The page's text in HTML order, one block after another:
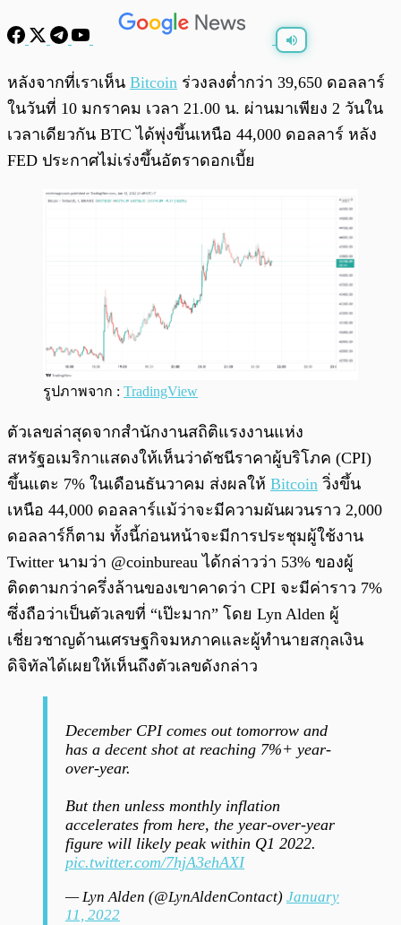
พร้อมเล่น
หลังจากที่เราเห็น Bitcoin ร่วงลงต่ำกว่า 39,650 ดอลลาร์
ในวันที่ 10 มกราคม เวลา 21.00 น. ผ่านมาเพียง 2 วันใน
เวลาเดียวกัน BTC ได้พุ่งขึ้นเหนือ 44,000 ดอลลาร์ หลัง
FED ประกาศไม่เร่งขึ้นอัตราดอกเบี้ย
รูปภาพจาก : TradingView
ตัวเลขล่าสุดจากสำนักงานสถิติแรงงานแห่ง
สหรัฐอเมริกาแสดงให้เห็นว่าดัชนีราคาผู้บริโภค (CPI)
ขึ้นแตะ 7% ในเดือนธันวาคม ส่งผลให้ Bitcoin วิ่งขึ้น
เหนือ 44,000 ดอลลาร์แม้ว่าจะมีความผันผวนราว 2,000
ดอลลาร์ก็ตาม ทั้งนี้ก่อนหน้าจะมีการประชุมผู้ใช้งาน
Twitter นามว่า @coinbureau ได้กล่าวว่า 53% ของผู้
ติดตามกว่าครึ่งล้านของเขาคาดว่า CPI จะมีค่าราว 7%
ซึ่งถือว่าเป็นตัวเลขที่ “เป๊ะมาก” โดย Lyn Alden ผู้
เชี่ยวชาญด้านเศรษฐกิจมหภาคและผู้ทำนายสกุลเงิน
ดิจิทัลได้เผยให้เห็นถึงตัวเลขดังกล่าว
December CPI comes out tomorrow and
has a decent shot at reaching 7%+ year-
over-year.
But then unless monthly inflation
accelerates from here, the year-over-year
figure will likely peak within Q1 2022.
pic.twitter.com/7hjA3ehAXI
— Lyn Alden (@LynAldenContact) January
11, 2022